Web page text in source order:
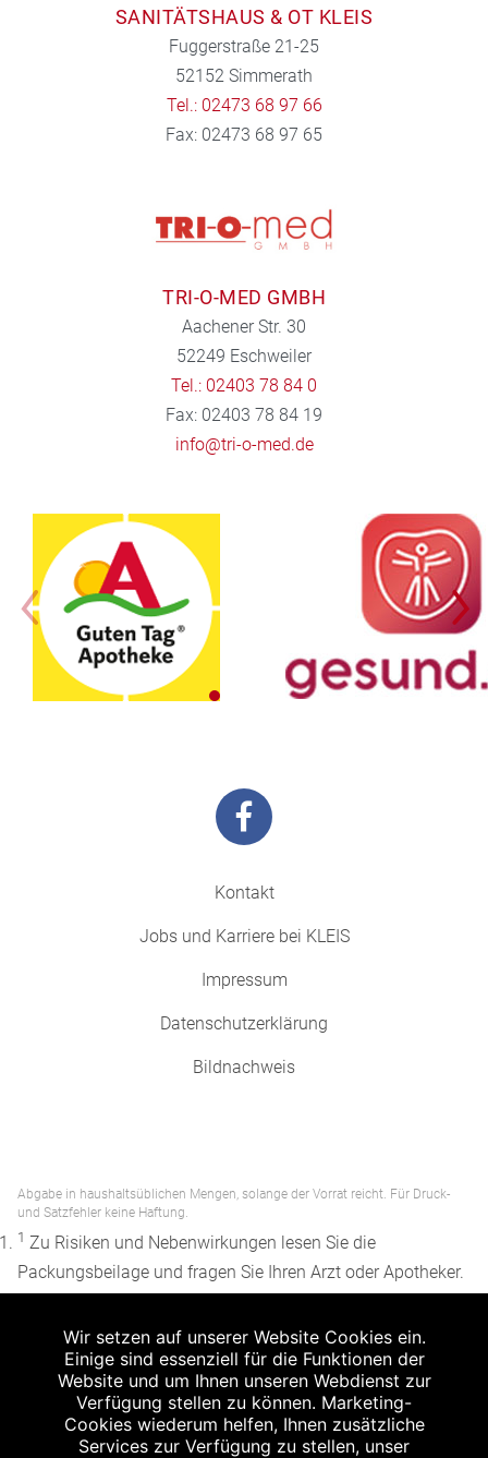
SANITÄTSHAUS & OT KLEIS
Fuggerstraße 21-25
52152 Simmerath
Tel.: 02473 68 97 66
Fax: 02473 68 97 65
TRI-O-MED GMBH
Aachener Str. 30
52249 Eschweiler
Tel.: 02403 78 84 0
Fax: 02403 78 84 19
info@tri-o-med.de
Kontakt
Jobs und Karriere bei KLEIS
Impressum
Datenschutzerklärung
Bildnachweis
Abgabe in haushaltsüblichen Mengen, solange der Vorrat reicht. Für Druck-
und Satzfehler keine Haftung.
1 Zu Risiken und Nebenwirkungen lesen Sie die
Packungsbeilage und fragen Sie Ihren Arzt oder Apotheker.
Apothekenerstattungspreis (AEP). Der AEP ist keine
unverbindliche Preisempfehlung der Hersteller. Der AEP ist
ein von den Apotheken in Ansatz gebrachter Preis für
rezeptfreie Arzneimittel. Er entspricht in der Höhe dem für
Wir setzen auf unserer Website Cookies ein.
Einige sind essenziell für die Funktionen der
Website und um Ihnen unseren Webdienst zur
Verfügung stellen zu können. Marketing-
Cookies wiederum helfen, Ihnen zusätzliche
Services zur Verfügung zu stellen, unser